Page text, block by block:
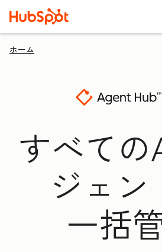
ホーム
すべての
ジェン
一括